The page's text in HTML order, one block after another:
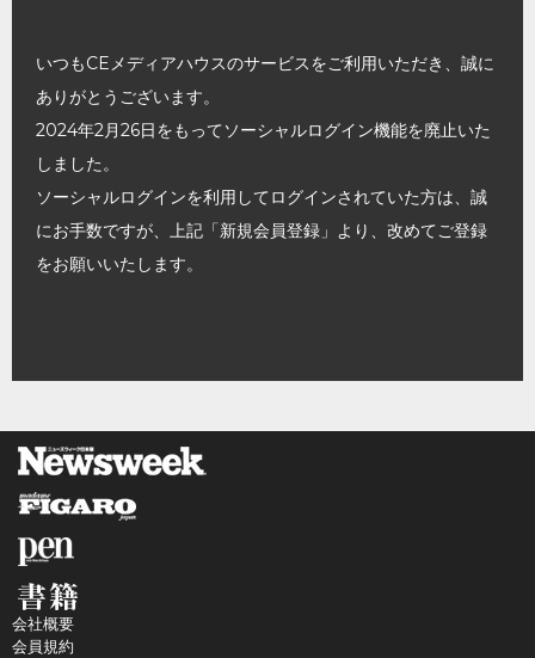
いつもCEメディアハウスのサービスをご利用いただき、誠に
ありがとうございます。
2024年2月26日をもってソーシャルログイン機能を廃止いた
しました。
ソーシャルログインを利用してログインされていた方は、誠
にお手数ですが、上記「新規会員登録」より、改めてご登録
をお願いいたします。
会社概要
会員規約